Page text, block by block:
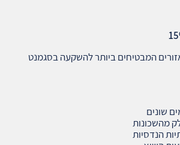
המבטיחים ביותר להשקעה בסגמנט
שונים
מהשכונות
הנדסיות